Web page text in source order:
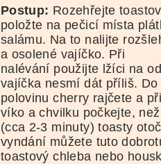
Postup: Rozehřejte
položte na pečicí místa
salámu. Na to nalijte
a osolené vajíčko. Při
nalévání použijte lžíci na
vajíčka nesmí dát příliš.
polovinu cherry rajčete a
víko a chvilku počkejte,
(cca 2-3 minuty) toasty
vyndání můžete tuto
toastový chleba nebo